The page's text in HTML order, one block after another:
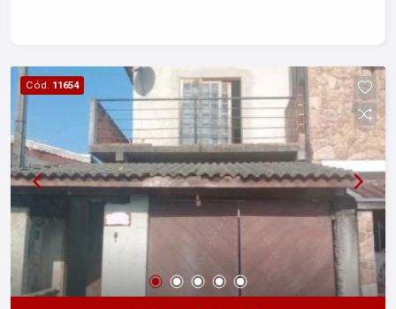
Cód. 11654